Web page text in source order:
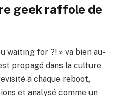
geek raffole de
waiting for ?! » va bien au-
propagé dans la culture
à chaque reboot,
et analysé comme un